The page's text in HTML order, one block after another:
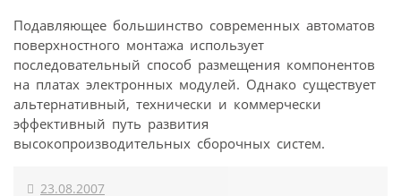
Подавляющее большинство современных автоматов
поверхностного монтажа использует
последовательный способ размещения компонентов
на платах электронных модулей. Однако существует
альтернативный, технически и коммерчески
эффективный путь развития
высокопроизводительных сборочных систем.
23.08.2007